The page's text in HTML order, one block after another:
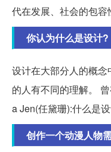
代在发展、社会的包
你认为什么是设计?
设计在大部分人的概
的人有不同的理解。
a Jen(任黛珊):什么是设
创作一个动漫人物